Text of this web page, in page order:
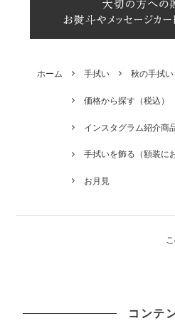
ホーム 手拭い 秋の手拭い
価格から探す（税込）
インスタグラム紹介商
手拭いを飾る（額装に
お月見
コンテ